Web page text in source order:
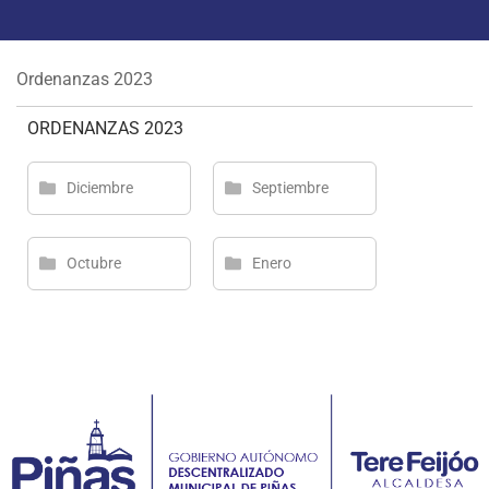
Ordenanzas 2023
ORDENANZAS 2023
Diciembre Septiembre
Octubre Enero